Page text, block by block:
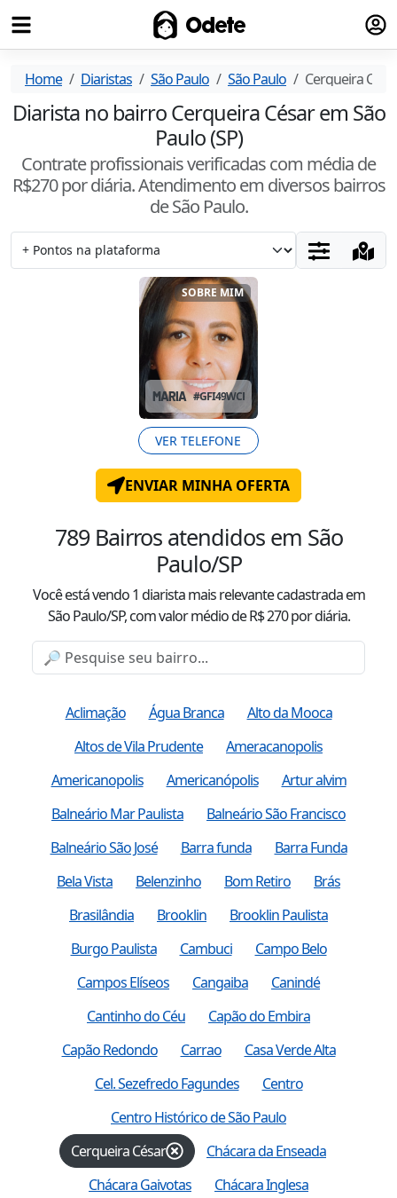
Odete
Home Diaristas São Paulo São Paulo Cerqueira
Diarista no bairro Cerqueira César em São
Paulo (SP)
Contrate profissionais verificadas com média de
R$270por diária. Atendimentoem diversos bairros
de São Paulo.
SOBRE MIM
MARIA #GFI49WCF
VER TELEFONE
ENVIAR MINHA OFERTA
789 Bairros atendidos em São
Paulo/SP
Você está vendo1 diarista mais relevante cadastrada em
São Paulo/SP, com valormédiode R$270por diária.
Aclimação Água Branca
Alto da Mooca
Altos de Vila Prudente
Ameracanopolis
Americanopolis
Americanópolis
Artur alvim
Balneário Mar Paulista
Balneário São Francisco
Balneário São José
Barra funda
Barra Funda
Bela Vista
Belenzinho Bom Retiro
Brás
Brasilândia
Brooklin
Brooklin Paulista
Burgo Paulista
Cambuci
Campo Belo
Campos Elíseos
Cangaiba
Canindé
Cantinho do Céu
Capão do Embira
Capão Redondo
Carrao
Casa Verde Alta
Cel. Sezefredo Fagundes
Centro
Centro Histórico de São Paulo
Cerqueira César
Chácara da Enseada
Chácara Gaivotas
Chácara Inglesa